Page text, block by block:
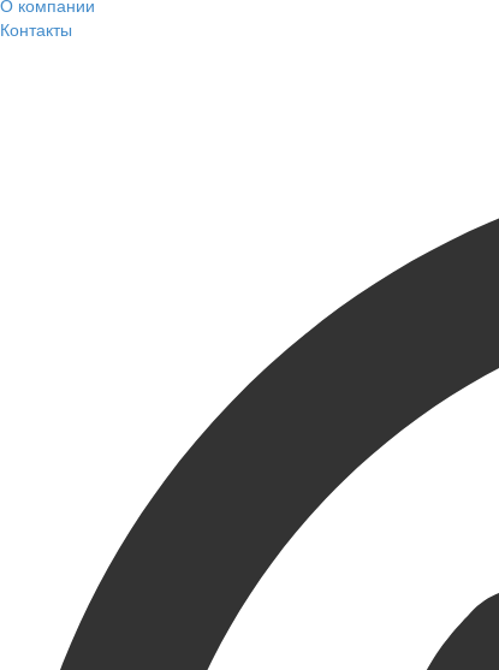
О компании
Контакты